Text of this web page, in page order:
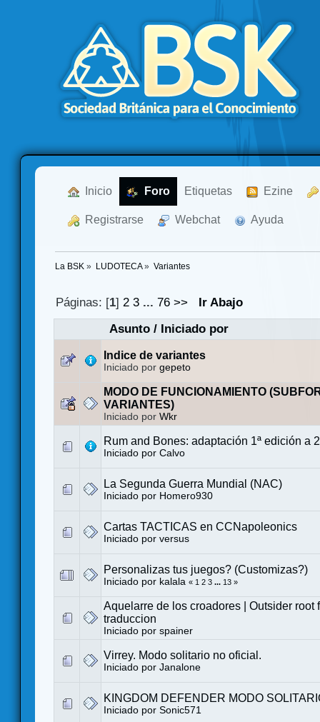
Inicio Foro Etiquetas Ezine
Registrarse Webchat Ayuda
La BSK » LUDOTECA» Variantes
Páginas: [1]2 3 ...76 >>
Ir Abajo
Asunto/ Iniciado por
Indice de variantes
Iniciado por gepeto
MODO DE FUNCIONAMIENTO
VARIANTES)
Iniciado por Wkr
Rum and Bones: adaptación 1ª edición a
Iniciado por Calvo
La Segunda Guerra Mundial (NAC)
Iniciado por Homero930
Cartas TACTICAS en CCNapoleonics
Iniciado por versus
Personalizas tus juegos? (Customizas?)
Iniciado por kalala « 1 2 3 ... 13 »
Aquelarre de los croadores | Outsider root
traduccion
Iniciado por spainer
Virrey. Modo solitario no oficial.
Iniciado por Janalone
KINGDOM DEFENDER MODO
Iniciado por Sonic571